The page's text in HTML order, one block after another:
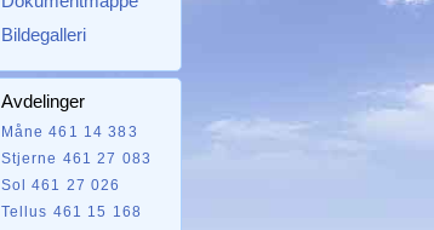
Bildegalleri
Avdelinger
Måne 461 14 383
Stjerne 461 27 083
Sol 461 27 026
Tellus 461 15 168